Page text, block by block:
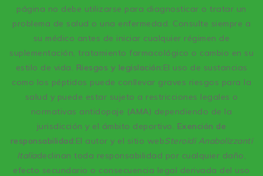
página no debe utilizarse para diagnosticar o tratar un
problema de salud o una enfermedad. Consulte siempre a
su médico antes de iniciar cualquier régimen de
suplementación, tratamiento farmacológico o cambio en su
estilo de vida. Riesgos y legislación:El uso de sustancias
como los péptidos puede conllevar graves riesgos para la
salud y puede estar sujeto a restricciones legales o
normativas antidopaje (AMA) dependiendo de la
jurisdicción y el ámbito deportivo. Exención de
responsabilidad:El autor y el sitio webSteroidi Anabolizzanti
Italiadeclinan toda responsabilidad por cualquier daño,
efecto secundario o consecuencia legal derivada del uso